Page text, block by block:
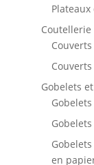
Gobelets
en